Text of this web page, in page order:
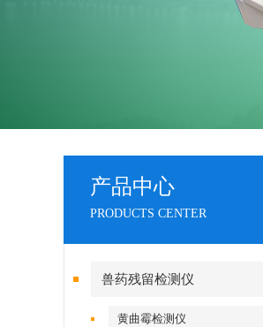
产品中心
PRODUCTS CENTER
兽药残留检测仪
黄曲霉检测仪